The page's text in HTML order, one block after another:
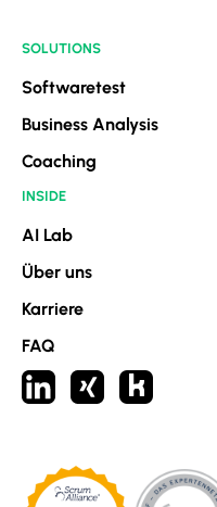
SOLUTIONS
Softwaretest
Business Analysis
Coaching
INSIDE
AI Lab
Über uns
Karriere
FAQ